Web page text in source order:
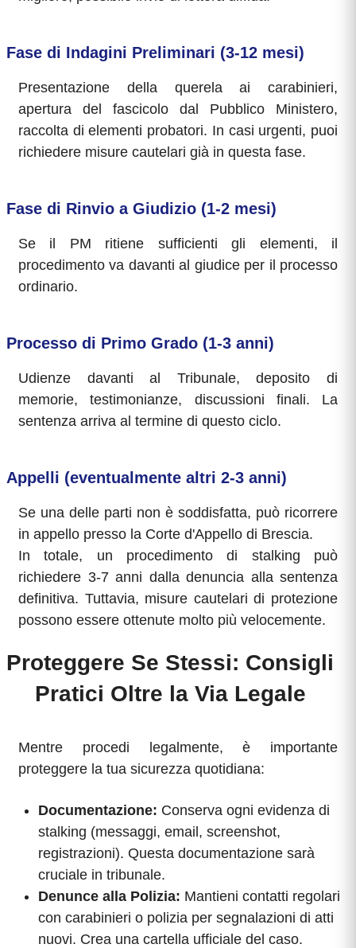
Fase di Indagini Preliminari (3-12 mesi)
Presentazione della querela ai carabinieri,
apertura del fascicolo dal Pubblico Ministero,
raccolta di elementi probatori. In casi urgenti, puoi
richiedere misure cautelari già in questa fase.
Fase di Rinvio a Giudizio (1-2 mesi)
Se il PM ritiene sufficienti gli elementi, il
procedimento va davanti al giudice per il processo
ordinario.
Processo di Primo Grado (1-3 anni)
Udienze davanti al Tribunale, deposito di
memorie, testimonianze, discussioni finali. La
sentenza arriva al termine di questo ciclo.
Appelli (eventualmente altri 2-3 anni)
Se una delle parti non è soddisfatta, può ricorrere
in appello presso la Corte d'Appello di Brescia.
In totale, un procedimento di stalking può
richiedere 3-7 anni dalla denuncia alla sentenza
definitiva. Tuttavia, misure cautelari di protezione
possono essere ottenute molto più velocemente.
Proteggere Se Stessi: Consigli
Pratici Oltre la Via Legale
Mentre procedi legalmente, è importante
proteggere la tua sicurezza quotidiana:
Documentazione: Conserva ogni evidenza di
stalking (messaggi, email, screenshot,
registrazioni). Questa documentazione sarà
cruciale in tribunale.
Denunce alla Polizia: Mantieni contatti regolari
con carabinieri o polizia per segnalazioni di atti
nuovi. Crea una cartella ufficiale del caso.